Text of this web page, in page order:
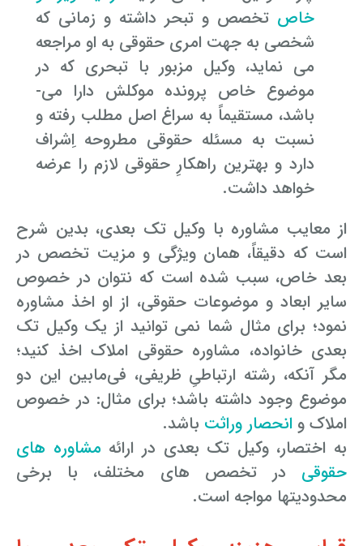
خاص تخصص و تبحر داشته و زمانی که
شخصی به جهت امری حقوقی به او مراجعه
می­ نماید، وکیل مزبور با تبحری که در
موضوع خاص پرونده موکلش دارا می­
باشد، مستقیماً به سراغ اصل مطلب رفته و
نسبت به مسئله حقوقی مطروحه اِشراف
دارد و بهترین راهکارِ حقوقی لازم را عرضه
خواهد داشت.
از معایب مشاوره با وکیل تک بعدی، بدین شرح
است که دقیقاً، همان ویژگی و مزیت تخصص در
بعد خاص، سبب شده است که نتوان در خصوص
سایر ابعاد و موضوعات حقوقی، از او اخذ مشاوره
نمود؛ برای مثال شما نمی ­توانید از یک وکیل تک
بعدی خانواده، مشاوره حقوقی املاک اخذ کنید؛
مگر آنکه، رشته ارتباطیِ ظریفی، فی‌مابین این دو
موضوع وجود داشته باشد؛ برای مثال: در خصوص
املاک و انحصار وراثت باشد.
به اختصار، وکیل تک بعدی در ارائه مشاوره­ های
حقوقی در تخصص­ های مختلف، با برخی
محدودیت­ها مواجه است.